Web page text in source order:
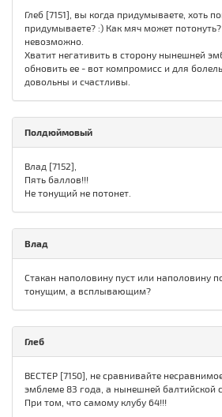
Глеб [7151], вы когда придумываете, хоть
придумываете? :) Как мяч может
невозможно.
Хватит негативить в сторону нынешней
обновить ее - вот компромисс и для
довольны и счастливы.
Полдюймовый
Влад [7152],
Пять баллов!!!
Не тонущий не потонет.
Влад
Стакан наполовину пуст или наполовину
тонущим, а всплывающим?
Глеб
ВЕСТЕР [7150], не сравнивайте
эмблеме 83 года, а нынешней балтийской
При том, что самому клубу 64!!!